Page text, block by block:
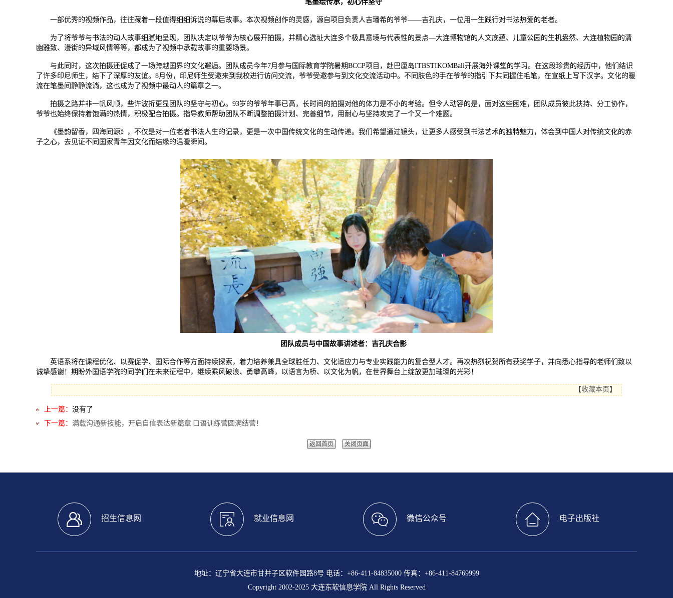
笔墨绘传承，初心伴坚守
一部优秀的视频作品，往往藏着一段值得细细诉说的幕后故事。本次视频创作的灵感，源自项目负责人吉璠希的爷爷——吉孔庆，一位用一生践行对书法热爱的老者。
为了将爷爷与书法的动人故事细腻地呈现，团队决定以爷爷为核心展开拍摄，并精心选址大连多个极具意境与代表性的景点—大连博物馆的人文底蕴、儿童公园的生机盎然、大连植物园的清
幽雅致、漫街的异域风情等等，都成为了视频中承载故事的重要场景。
与此同时，这次拍摄还促成了一场跨越国界的文化邂逅。团队成员今年7月参与国际教育学院暑期BCCP项目，赴巴厘岛ITBSTIKOMBali开展海外课堂的学习。在这段珍贵的经历中，他们结识
了许多印尼师生，结下了深厚的友谊。8月份，印尼师生受邀来到我校进行访问交流，爷爷受邀参与到文化交流活动中。不同肤色的手在爷爷的指引下共同握住毛笔，在宣纸上写下汉字。文化的暖
流在笔墨间静静流淌，这也成为了视频中最动人的篇章之一。
拍摄之路并非一帆风顺，些许波折更显团队的坚守与初心。93岁的爷爷年事已高，长时间的拍摄对他的体力是不小的考验。但令人动容的是，面对这些困难，团队成员彼此扶持、分工协作，
爷爷也始终保持着饱满的热情，积极配合拍摄。指导教师帮助团队不断调整拍摄计划、完善细节，用耐心与坚持攻克了一个又一个难题。
《墨韵留香，四海同源》，不仅是对一位老者书法人生的记录，更是一次中国传统文化的生动传递。我们希望通过镜头，让更多人感受到书法艺术的独特魅力，体会到中国人对传统文化的赤
子之心，去见证不同国家青年因文化而结缘的温暖瞬间。
团队成员与中国故事讲述者：吉孔庆合影
英语系将在课程优化、以赛促学、国际合作等方面持续探索，着力培养兼具全球胜任力、文化适应力与专业实践能力的复合型人才。再次热烈祝贺所有获奖学子，并向悉心指导的老师们致以
诚挚感谢！期盼外国语学院的同学们在未来征程中，继续乘风破浪、勇攀高峰，以语言为桥、以文化为帆，在世界舞台上绽放更加璀璨的光彩！
【收藏本页 】
上一篇： 没有了
下一篇： 满载沟通新技能，开启自信表达新篇章|口语训练营圆满结营！
返回首页 关闭页面
招生信息网 就业信息网 微信公众号 电子出版社
地址：辽宁省大连市甘井子区软件园路8号 电话：+86-411-84835000 传真：+86-411-84769999
Copyright 2002-2025 大连东软信息学院 All Rights Reserved